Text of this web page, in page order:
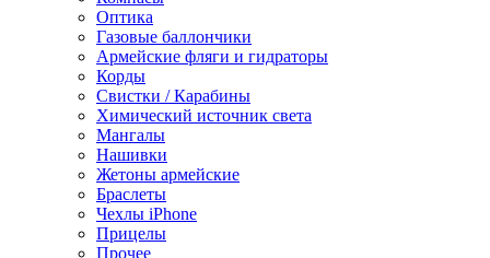
Оптика
Газовые баллончики
Армейские фляги и гидраторы
Корды
Свистки / Карабины
Химический источник света
Мангалы
Нашивки
Жетоны армейские
Браслеты
Чехлы iPhone
Прицелы
Прочее